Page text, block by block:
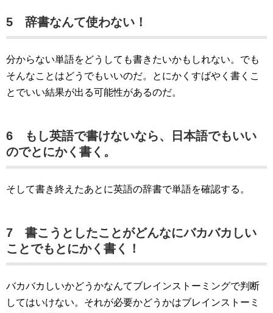
5 辞書なんて使わない！
分からない単語をどうしても書きたいかもしれない。でも
そんなことはどうでもいいのだ。とにかくすばやく書くこ
とでいい結果が出る可能性があるのだ。
6 もし英語で書けないなら、日本語でもいい
のでとにかく書く。
そして書き終えたあとに英語の辞書で単語を確認する。
7 書こうとしたことがどんなにバカバカしい
ことでもとにかく書く！
バカバカしいかどうかなんてブレインストーミングで判断
してはいけない。それが必要かどうかはブレインストーミ